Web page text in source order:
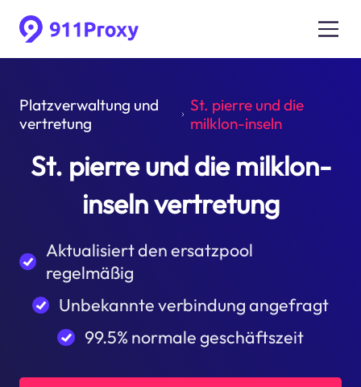
Platzverwaltung und
vertretung
St. pierre und die
milklon-inseln
St. pierre und die milklon-
inseln vertretung
Aktualisiert den ersatzpool
regelmäßig
Unbekannte verbindung angefragt
99.5% normale geschäftszeit